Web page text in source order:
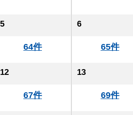
5
64件
6
65件
12
67件
13
69件